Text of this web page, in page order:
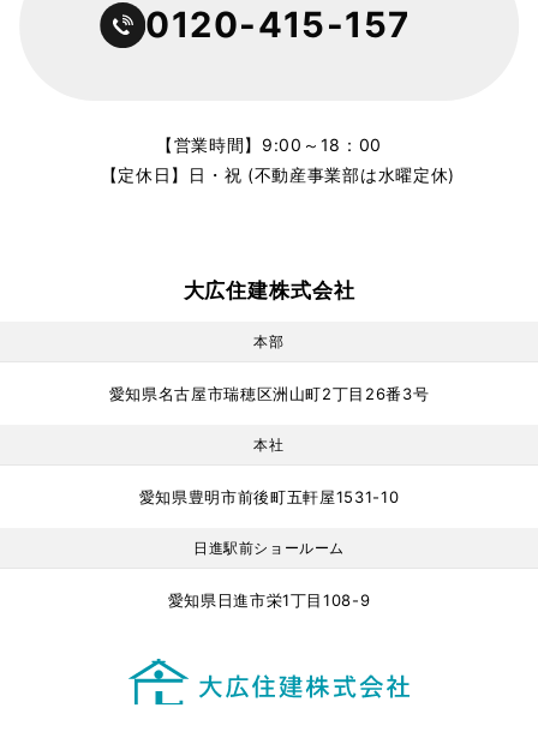
0120-415-157
【営業時間】9:00～18：00
【定休日】日・祝 (不動産事業部は水曜定休)
大広住建株式会社
本部
愛知県名古屋市瑞穂区洲山町2丁目26番3号
本社
愛知県豊明市前後町五軒屋1531-10
日進駅前ショールーム
愛知県日進市栄1丁目108-9